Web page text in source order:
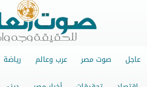
عاجل صوت مصر عرب وعالم رياضة